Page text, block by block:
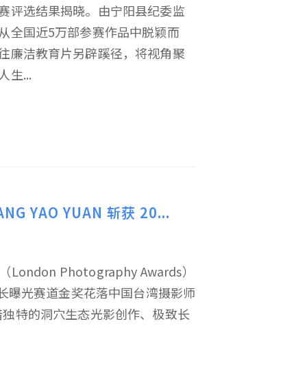
选结果揭晓。由宁阳县纪委监
全国近5万部参赛作品中脱颖而
廉洁教育片另辟蹊径，将视角聚
生...
YAO YUAN 斩获 20...
London Photography Awards）
曝光赛道金奖花落中国台湾摄影师
特的洞穴生态光影创作、极致长